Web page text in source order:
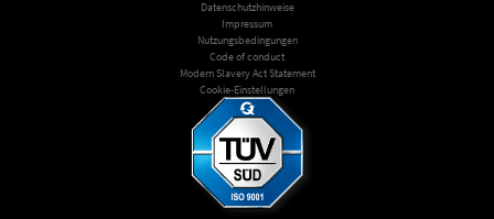
Datenschutzhinweise
Impressum
Nutzungsbedingungen
Code of conduct
Modern Slavery Act Statement
Cookie-Einstellungen